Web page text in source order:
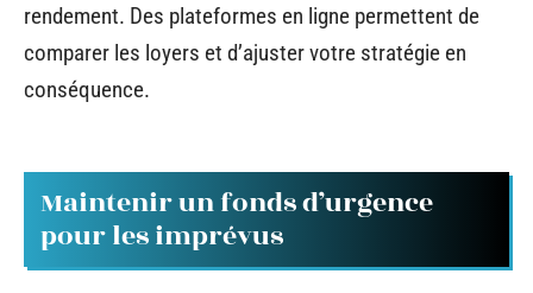
rendement. Des plateformes en ligne permettent de
comparer les loyers et d’ajuster votre stratégie en
conséquence.
Maintenir un fonds d’urgence
pour les imprévus